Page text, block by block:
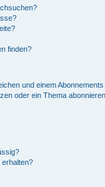
finden?
und einem
oder ein Thema
erhalten?